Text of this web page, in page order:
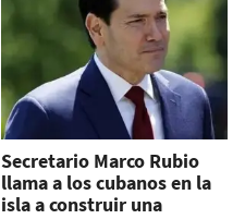
Secretario Marco Rubio
llama a los cubanos en la
isla a construir una